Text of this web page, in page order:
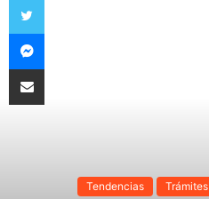
Tendencias
Messenger
Compartir vía Email